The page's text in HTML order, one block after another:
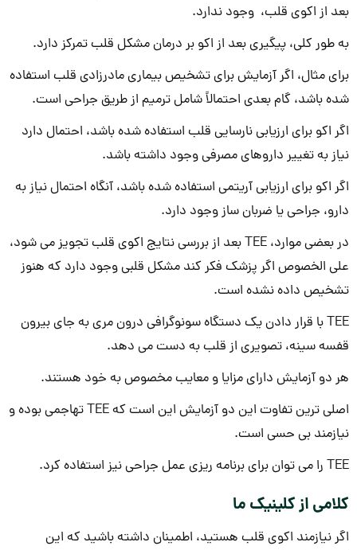
بعد از اکوی قلب، وجود ندارد.
به طور کلی، پیگیری بعد از اکو بر درمان مشکل قلب تمرکز دارد.
برای مثال، اگر آزمایش برای تشخیص بیماری مادرزادی قلب استفاده
شده باشد، گام بعدی احتمالاً شامل ترمیم از طریق جراحی است.
اگر اکو برای ارزیابی نارسایی قلب استفاده شده باشد، احتمال دارد
نیاز به تغییر داروهای مصرفی وجود داشته باشد.
اگر اکو برای ارزیابی آریتمی استفاده شده باشد، آنگاه احتمال نیاز به
دارو، جراحی یا ضربان ساز وجود دارد.
در بعضی موارد، TEE بعد از بررسی نتایج اکوی قلب تجویز می شود،
علی الخصوص اگر پزشک فکر کند مشکل قلبی وجود دارد که هنوز
تشخیص داده نشده است.
TEE با قرار دادن یک دستگاه سونوگرافی درون مری به جای بیرون
قفسه سینه، تصویری از قلب به دست می دهد.
هر دو آزمایش دارای مزایا و معایب مخصوص به خود هستند.
اصلی ترین تفاوت این دو آزمایش این است که TEE تهاجمی بوده و
نیازمند بی حسی است.
TEE را می توان برای برنامه ریزی عمل جراحی نیز استفاده کرد.
کلامی از کلینیک ما
اگر نیازمند اکوی قلب هستید، اطمینان داشته باشید که این